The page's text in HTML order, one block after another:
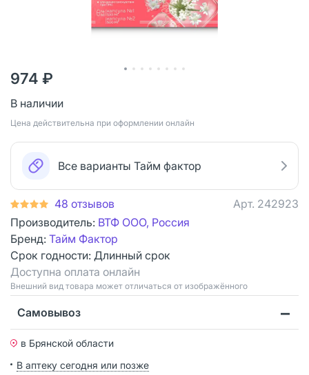
974 ₽
В наличии
Цена действительна при оформлении онлайн
Все варианты Тайм фактор
48 отзывов Арт. 242923
Производитель: ВТФ ООО, Россия
Бренд: Тайм Фактор
Срок годности: Длинный срок
Доступна оплата онлайн
Bнешний вид товара может отличаться от изображённого
Самовывоз
в Брянской области
В аптеку сегодня или позже